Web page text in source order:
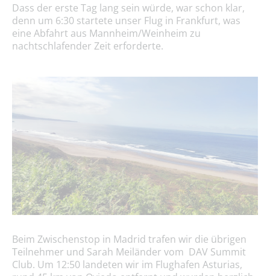
Dass der erste Tag lang sein würde, war schon klar,
denn um 6:30 startete unser Flug in Frankfurt, was
eine Abfahrt aus Mannheim/Weinheim zu
nachtschlafender Zeit erforderte.
Beim Zwischenstop in Madrid trafen wir die übrigen
Teilnehmer und Sarah Meiländer vom DAV Summit
Club. Um 12:50 landeten wir im Flughafen Asturias,